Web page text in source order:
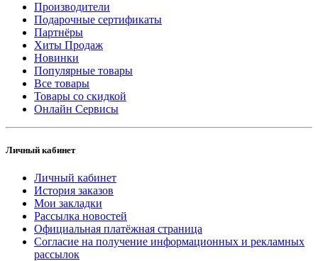
Производители
Подарочные сертификаты
Партнёры
Хиты Продаж
Новинки
Популярные товары
Все товары
Товары со скидкой
Онлайн Сервисы
Личный кабинет
Личный кабинет
История заказов
Мои закладки
Рассылка новостей
Официальная платёжная страница
Согласие на получение информационных и рекламных
рассылок